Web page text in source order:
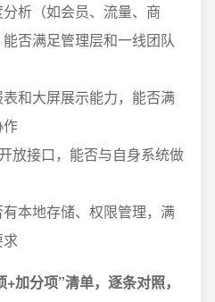
析（如会员、流量、商
否满足管理层和一线团队
和大屏展示能力，能否满
作
放接口，能否与自身系统做
本地存储、权限管理，满
求
加分项”清单，逐条对照，